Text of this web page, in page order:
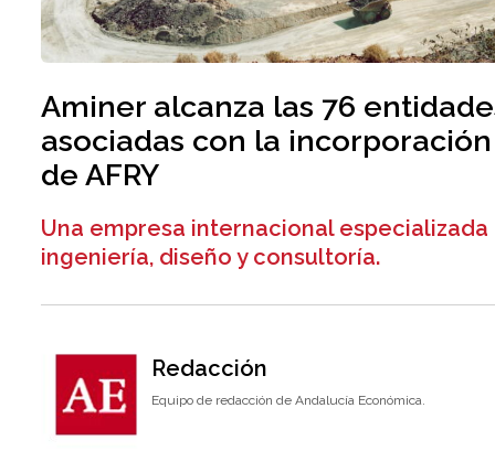
Aminer alcanza las 76
asociadas con la incorporación
de AFRY
Una empresa internacional especializada
ingeniería, diseño y consultoría.
Redacción
Equipo de redacción de Andalucía Económica.